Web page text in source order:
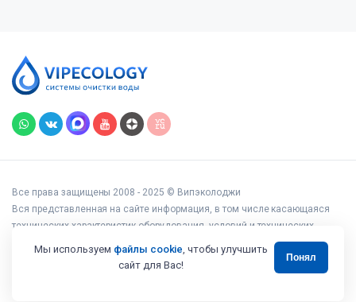
Все права защищены 2008 - 2025 © Випэколоджи
Вся представленная на сайте информация, в том числе касающаяся
технических характеристик оборудования, условий и технических
возможностей подключения, наличия на складе, стоимости товаров и
услуг, носит информационный характер и ни при каких условиях не
является публичной офертой, определяемой положениями статьи 437
Мы используем файлы cookie, чтобы улучшить
сайт для Вас!
Понял